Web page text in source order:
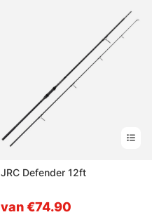
JRC Defender 12ft
van €74.90